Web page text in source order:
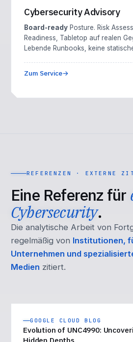
Cybersecurity Advisory
Board-ready Posture. Risk
Readiness, Tabletop auf realen
Lebende Runbooks, keine
Zum Service
REFERENZEN · EXTERNE
Eine Referenz für
Cybersecurity.
Die analytische Arbeit von
regelmäßig von Institutionen,
Unternehmen und
Medien zitiert.
GOOGLE CLOUD BLOG
Evolution of UNC4990: